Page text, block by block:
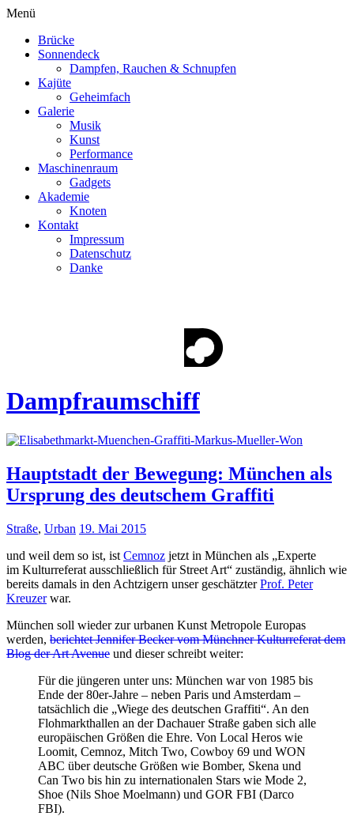
Menü
Brücke
Sonnendeck
Dampfen, Rauchen & Schnupfen
Kajüte
Geheimfach
Galerie
Musik
Kunst
Performance
Maschinenraum
Gadgets
Akademie
Knoten
Kontakt
Impressum
Datenschutz
Danke
Dampfraumschiff
Hauptstadt der Bewegung: München als
Ursprung des deutschem Graffiti
Straße, Urban 19. Mai 2015
und weil dem so ist, ist Cemnoz jetzt in München als „Experte
im Kulturreferat ausschließlich für Street Art“ zuständig, ähnlich wie
bereits damals in den Achtzigern unser geschätzterProf. Peter
Kreuzerwar.
München soll wieder zur urbanen Kunst Metropole Europas
werden, berichtet Jennifer Becker vom Münchner Kulturreferat dem
Blog der Art Avenue und dieser schreibt weiter:
Für die jüngeren unter uns: München war von 1985 bis
Ende der 80er-Jahre – neben Paris und Amsterdam –
tatsächlich die „Wiege des deutschen Graffiti“. An den
Flohmarkthallen an der Dachauer Straße gaben sich alle
europäischen Größen die Ehre. Von Local Heros wie
Loomit, Cemnoz, Mitch Two, Cowboy 69 und WON
ABC über deutsche Größen wie Bomber, Skena und
Can Two bis hin zu internationalen Stars wie Mode 2,
Shoe (Nils Shoe Moelmann) und GOR FBI (Darco
FBI).